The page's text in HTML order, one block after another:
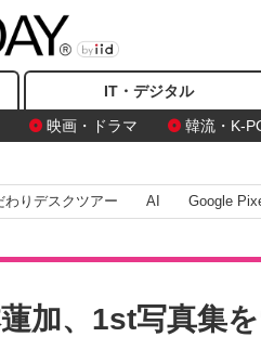
IT・デジタル
映画・ドラマ
韓流・K-
わりデスクツアー AI Google
加、1st写真集